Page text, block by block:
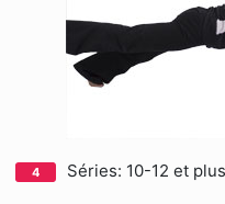
Séries: 10-12 et